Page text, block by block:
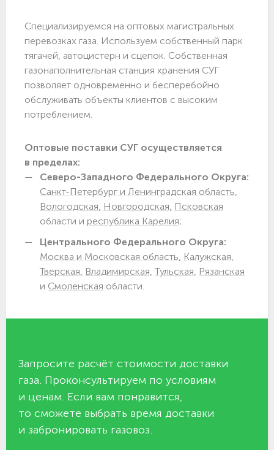
Специализируемся на оптовых магистральных
перевозках газа. Используем собственный парк
тягачей, автоцистерн и сцепок. Собственная
газонаполнительная станция хранения СУГ
позволяет одновременно и бесперебойно
обслуживать объекты клиентов с высоким
потреблением.
Оптовые поставки СУГ осуществляется
в пределах:
Северо-Западного Федерального Округа:
Санкт-Петербург и Ленинградская область,
Вологодская, Новгородская, Псковская
области и республика Карелия;
Центрального Федерального Округа:
Москва и Московская область, Калужская,
Тверская, Владимирская, Тульская, Рязанская
и Смоленская области.
Запросите расчёт стоимости доставки
газа. Проконсультируем по условиям
и ценам. Если вам понравится,
то сможете выбрать время доставки
и забронировать газовоз.